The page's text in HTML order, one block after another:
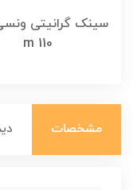
سینک گرانیتی
m 110
مشخصات